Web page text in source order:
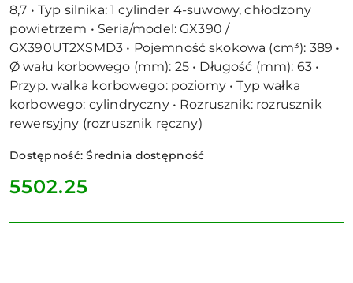
8,7 • Typ silnika: 1 cylinder 4-suwowy, chłodzony
powietrzem • Seria/model: GX390 /
GX390UT2XSMD3 • Pojemność skokowa (cm³): 389 •
Ø wału korbowego (mm): 25 • Długość (mm): 63 •
Przyp. walka korbowego: poziomy • Typ wałka
korbowego: cylindryczny • Rozrusznik: rozrusznik
rewersyjny (rozrusznik ręczny)
Dostępność:Średnia dostępność
cena:
5502.25